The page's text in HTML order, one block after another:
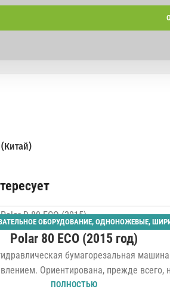
ОБОРУДОВАНИЕ, ОДНОНОЖЕВЫЕ,
Polar 80 ECO (2015 год)
бумагорезальная
Ориентирована, прежде всего,
ПОЛНОСТЬЮ